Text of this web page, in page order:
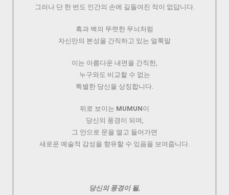
그러나 단 한 번도 인간의 손에 길들여진 적이 없답니다.
흑과 백의 뚜렷한 무늬처럼
자신만의 본성을 간직하고 있는 얼룩말
이는 아름다운 내면을 간직한,
누구와도 비교할 수 없는
특별한 당신을 상징합니다.
뒤로 보이는 MUMUN이
당신의 풍경이 되며,
그 안으로 문을 열고 들어가면
새로운 예술적 감성을 향유할 수 있음을 보여줍니다.
당신의 풍경이 될,